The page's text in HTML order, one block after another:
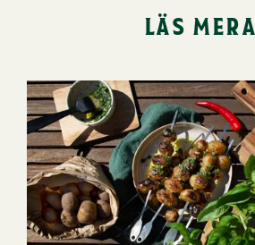
läs mera